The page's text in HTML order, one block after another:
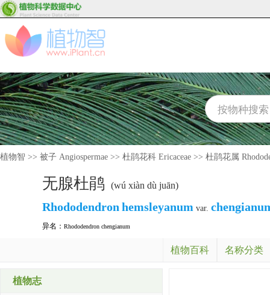
植物智 >> 被子 Angiospermae >> 杜鹃花科 Ericaceae >> 杜鹃花属
无腺杜鹃 (wú xiàn dù juān)
Rhododendron hemsleyanum var.
异名： Rhododendron chengianum
植物百科 名称分类
植物志